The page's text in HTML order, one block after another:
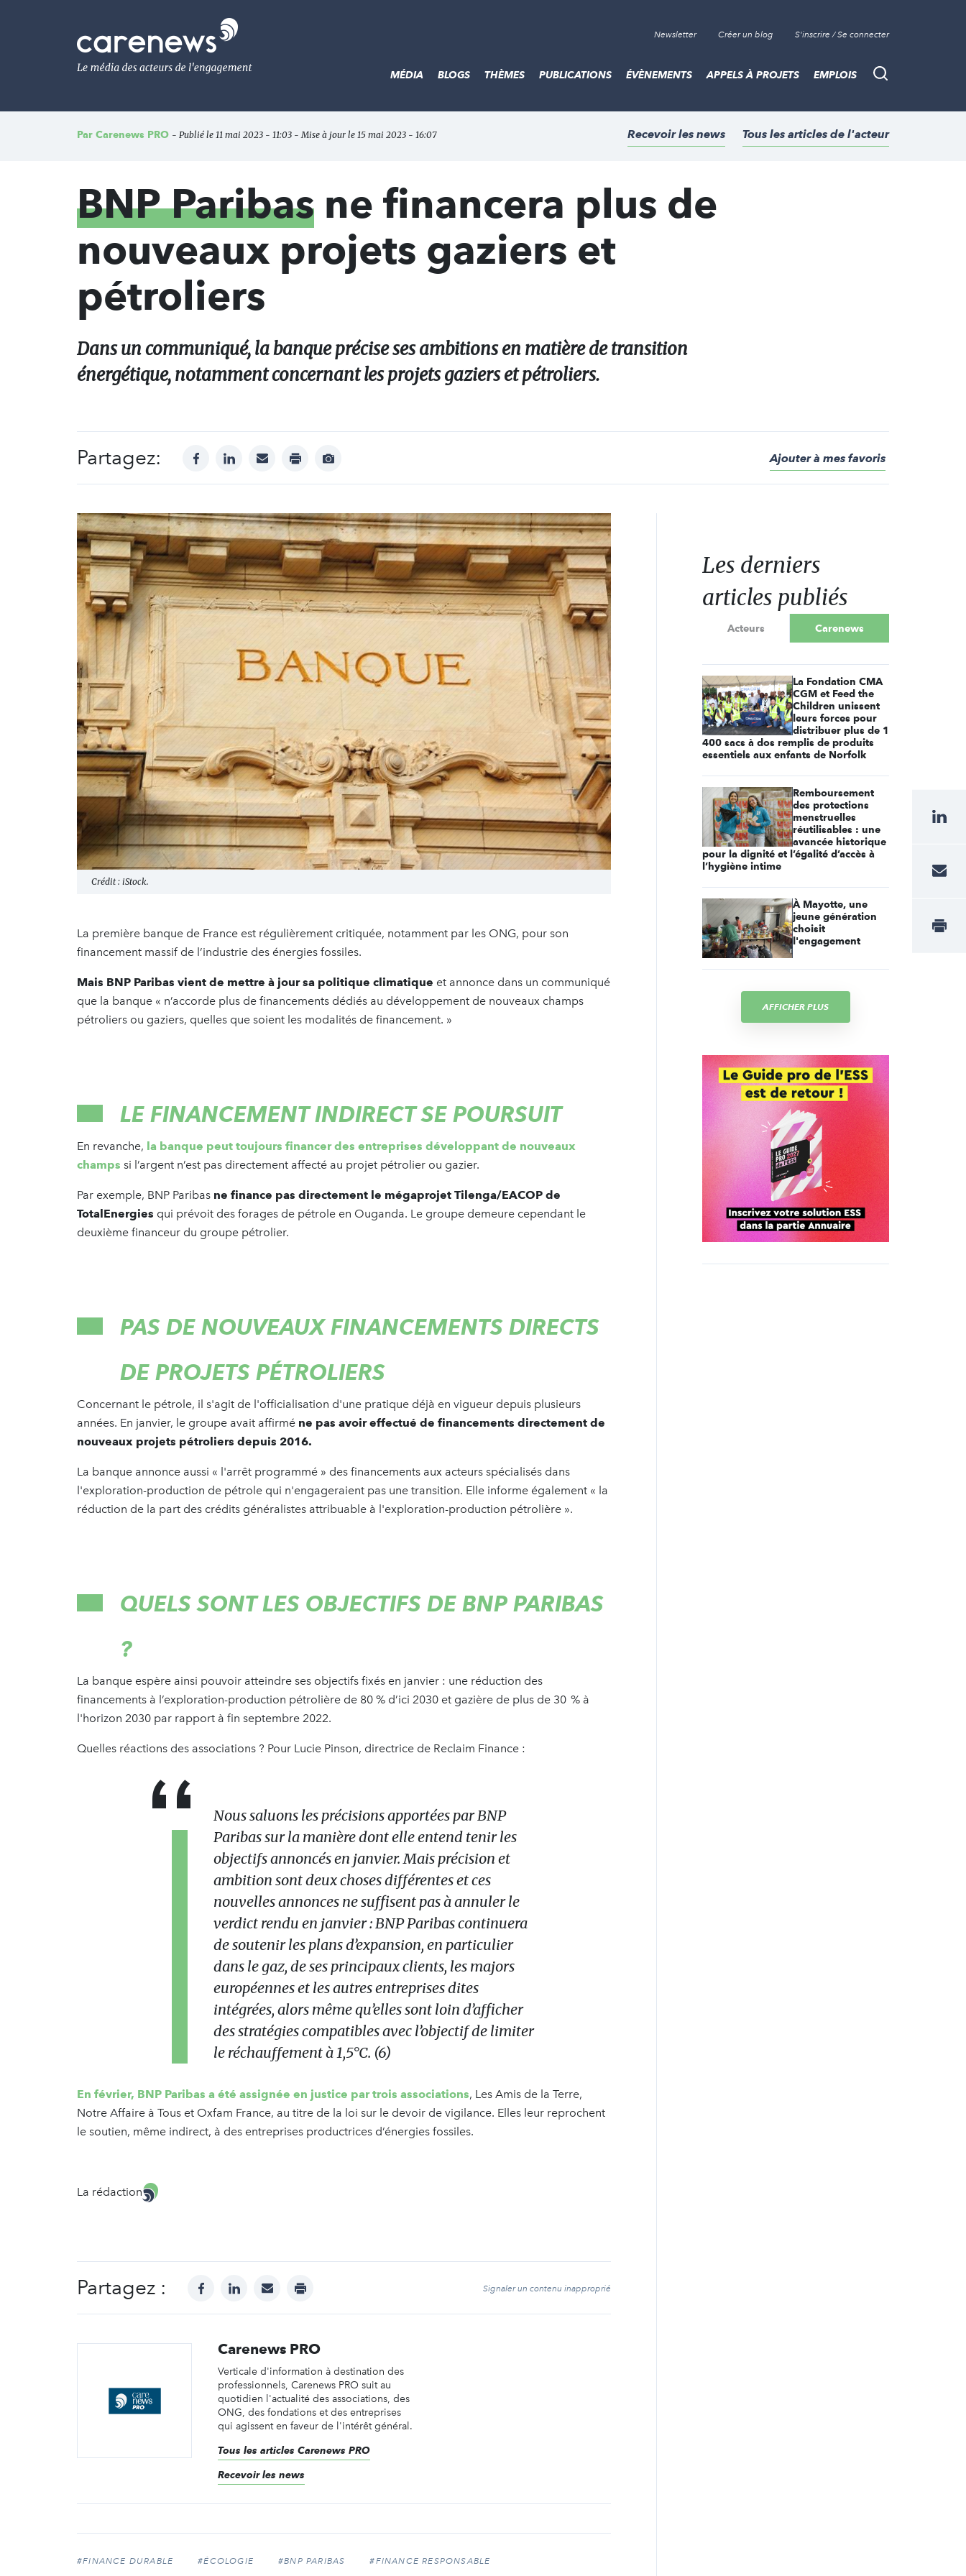
Le
média
de
l'engagement
Newsletter Créer un blog S'inscrire / Se connecter
Recherche
MÉDIA BLOGS THÈMES PUBLICATIONS ÉVÈNEMENTS APPELS À PROJETS EMPLOIS
Par Carenews PRO - Publié le 11 mai 2023 - 11:03 - Mise à jour le 15 mai 2023 - 16:07 Recevoir les news Tous les articles de l'acteur
BNP Paribas ne financera plus de
nouveaux projets gaziers et
pétroliers
Dans un communiqué, la banque précise ses ambitions en matière de transition
énergétique, notamment concernant les projets gaziers et pétroliers.
Partagez: facebooklinkedinmail print
Afficher
Ajouter à mes favoris
Crédit : iStock.
La première banque de France est régulièrement critiquée, notamment par les ONG, pour son
financement massif de l’industrie des énergies fossiles.
Mais BNP Paribas vient de mettre à jour sa politique climatique et annonce dans un communiqué
que la banque « n’accorde plus de financements dédiés au développement de nouveaux champs
pétroliers ou gaziers, quelles que soient les modalités de financement. »
LE FINANCEMENT INDIRECT SE POURSUIT
En revanche, la banque peut toujours financer des entreprises développant de nouveaux
champs si l’argent n’est pas directement affecté au projet pétrolier ou gazier.
Par exemple, BNP Paribas ne finance pas directement le mégaprojet Tilenga/EACOP de
TotalEnergies qui prévoit des forages de pétrole en Ouganda. Le groupe demeure cependant le
deuxième financeur du groupe pétrolier.
PAS DE NOUVEAUX FINANCEMENTS DIRECTS
DE PROJETS PÉTROLIERS
Concernant le pétrole, il s'agit de l'officialisation d'une pratique déjà en vigueur depuis plusieurs
années. En janvier, le groupe avait affirmé ne pas avoir effectué de financements directement de
nouveaux projets pétroliers depuis 2016.
La banque annonce aussi « l'arrêt programmé » des financements aux acteurs spécialisés dans
l'exploration-production de pétrole qui n'engageraient pas une transition. Elle informe également « la
réduction de la part des crédits généralistes attribuable à l'exploration-production pétrolière ».
QUELS SONT LES OBJECTIFS DE BNP PARIBAS
?
La banque espère ainsi pouvoir atteindre ses objectifs fixés en janvier : une réduction des
financements à l’exploration-production pétrolière de 80 % d’ici 2030 et gazière de plus de 30 % à
l'horizon 2030 par rapport à fin septembre 2022.
Quelles réactions des associations ? Pour Lucie Pinson, directrice de Reclaim Finance :
Nous saluons les précisions apportées par BNP
Paribas sur la manière dont elle entend tenir les
objectifs annoncés en janvier. Mais précision et
ambition sont deux choses différentes et ces
nouvelles annonces ne suffisent pas à annuler le
verdict rendu en janvier : BNP Paribas continuera
de soutenir les plans d’expansion, en particulier
dans le gaz, de ses principaux clients, les majors
européennes et les autres entreprises dites
intégrées, alors même qu’elles sont loin d’afficher
des stratégies compatibles avec l’objectif de limiter
le réchauffement à 1,5°C. (6)
En février, BNP Paribas a été assignée en justice par trois associations, Les Amis de la Terre,
Notre Affaire à Tous et Oxfam France, au titre de la loi sur le devoir de vigilance. Elles leur reprochent
le soutien, même indirect, à des entreprises productrices d’énergies fossiles.
La rédaction
Partagez : facebooklinkedinmail print Signaler un contenu inapproprié
Carenews PRO
Verticale d'information à destination des
professionnels, Carenews PRO suit au
quotidien l'actualité des associations, des
ONG, des fondations et des entreprises
qui agissent en faveur de l'intérêt général.
Tous les articles Carenews PRO
Recevoir les news
#FINANCE DURABLE #ÉCOLOGIE #BNP PARIBAS #FINANCE RESPONSABLE
Les derniers
articles publiés
Acteurs Carenews
La Fondation CMA
CGM et Feed the
Children unissent
leurs forces pour
distribuer plus de 1
400 sacs à dos remplis de produits
essentiels aux enfants de Norfolk
Remboursement
des protections
menstruelles
réutilisables : une
avancée historique
pour la dignité et l’égalité d’accès à
l’hygiène intime
À Mayotte, une
jeune génération
choisit
l'engagement
AFFICHER PLUS